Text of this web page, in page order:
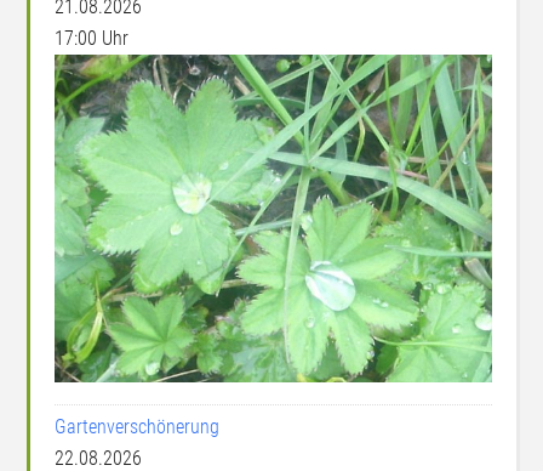
21.08.2026
17:00 Uhr
Gartenverschönerung
22.08.2026